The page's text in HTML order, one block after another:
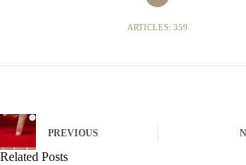
ARTICLES: 359
PREVIOUS
Related Posts